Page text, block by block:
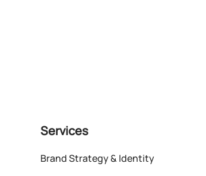
Services
Brand Strategy & Identity